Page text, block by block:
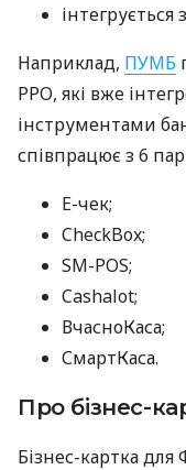
Наприклад, ПУМБ
РРО, які вже
інструментами
співпрацює з 6
E-чек;
CheckBox;
SM-POS;
Cashalot;
ВчасноКаса;
СмартКаса.
Про бізнес-
Бізнес-картка